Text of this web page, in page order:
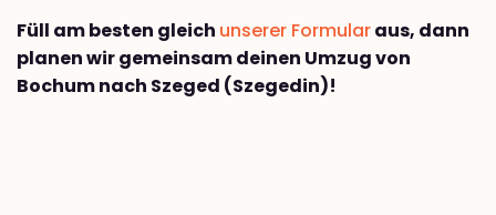
Füll am besten gleich unserer Formularaus, dann
planen wir gemeinsam deinen Umzug von
Bochum nach Szeged (Szegedin)!